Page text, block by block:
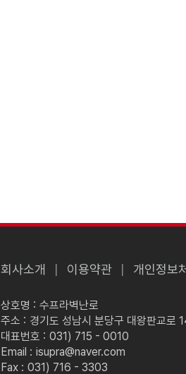
회사소개 이용약관 개인정보
상호명 : 수프라벽난로
주소 : 경기도 성남시 분당구 대왕판교로
대표번호 : 031) 715 - 0010
Email : isupra@naver.com
Fax : 031) 716 - 3303